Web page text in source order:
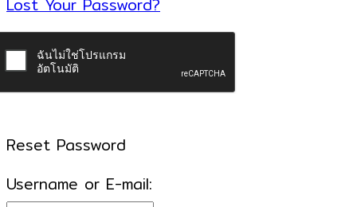
Lost Your Password?
Reset Password
Username or E-mail: